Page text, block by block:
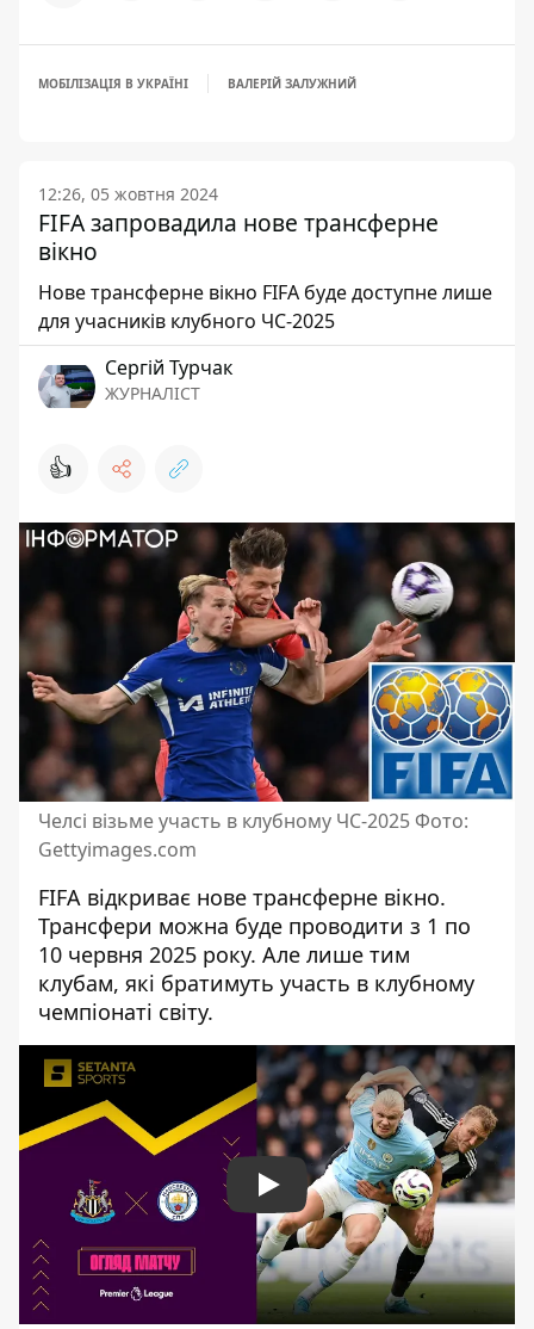
МОБІЛІЗАЦІЯ В УКРАЇНІ ВАЛЕРІЙ ЗАЛУЖНИЙ
12:26, 05 жовтня 2024
FIFA запровадила нове трансферне
вікно
Нове трансферне вікно FIFA буде доступне лише
для учасників клубного ЧС-2025
Сергій Турчак
ЖУРНАЛІСТ
👍
Челсі візьме участь в клубному ЧС-2025 Фото:
Gettyimages.com
FIFA відкриває нове трансферне вікно.
Трансфери можна буде проводити з 1 по
10 червня 2025 року. Але лише тим
клубам, які братимуть участь в клубному
чемпіонаті світу.
Play